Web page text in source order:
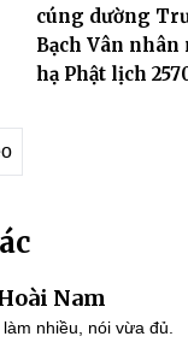
cúng dường
Bạch Vân
hạ Phật lịch
Nam
nhiều, nói vừa đủ.